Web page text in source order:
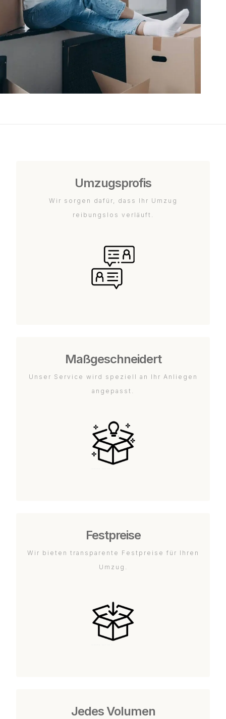
Umzugsprofis
Wir sorgen dafür, dass Ihr Umzug
reibungslos verläuft.
Maßgeschneidert
Unser Service wird speziell an Ihr Anliegen
angepasst.
Festpreise
Wir bieten transparente Festpreise für Ihren
Umzug.
Jedes Volumen